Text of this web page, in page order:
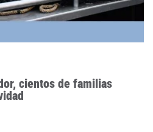
cientos de familias